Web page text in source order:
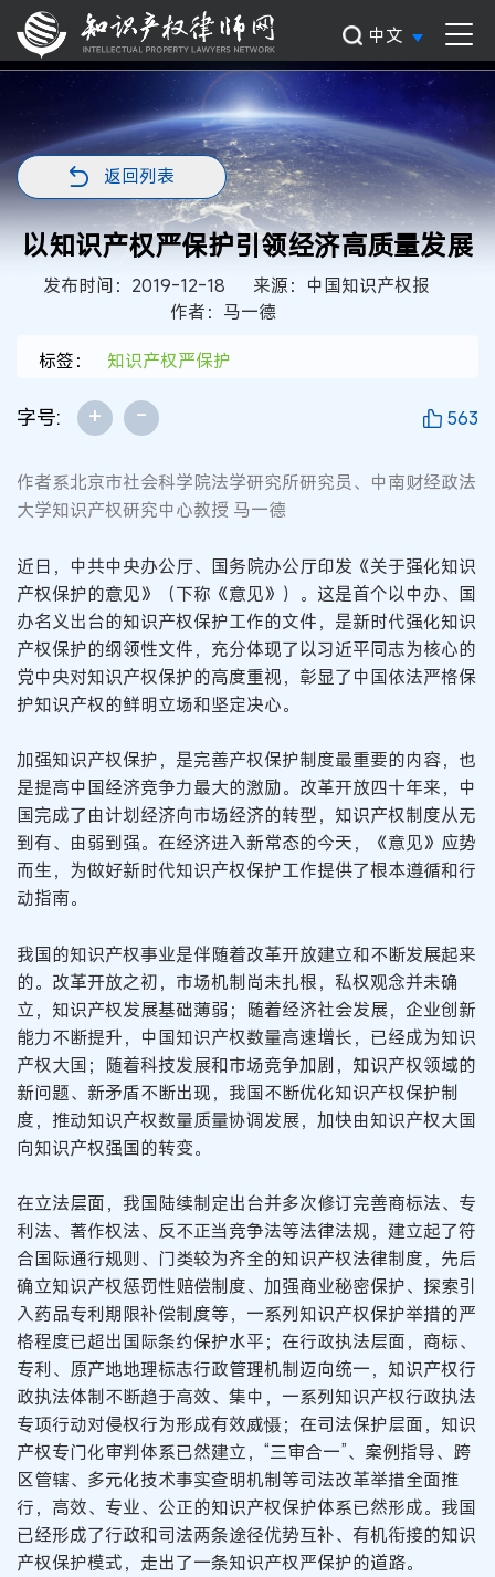
中文
返回列表
以知识产权严保护引领经济高质量发展
发布时间：2019-12-18
来源：中国知识产权报
作者：马一德
标签：
知识产权严保护
字号: + - 563
作者系北京市社会科学院法学研究所研究员、中南财经政法
大学知识产权研究中心教授 马一德
近日，中共中央办公厅、国务院办公厅印发《关于强化知识
产权保护的意见》（下称《意见》）。这是首个以中办、国
办名义出台的知识产权保护工作的文件，是新时代强化知识
产权保护的纲领性文件，充分体现了以习近平同志为核心的
党中央对知识产权保护的高度重视，彰显了中国依法严格保
护知识产权的鲜明立场和坚定决心。
加强知识产权保护，是完善产权保护制度最重要的内容，也
是提高中国经济竞争力最大的激励。改革开放四十年来，中
国完成了由计划经济向市场经济的转型，知识产权制度从无
到有、由弱到强。在经济进入新常态的今天，《意见》应势
而生，为做好新时代知识产权保护工作提供了根本遵循和行
动指南。
我国的知识产权事业是伴随着改革开放建立和不断发展起来
的。改革开放之初，市场机制尚未扎根，私权观念并未确
立，知识产权发展基础薄弱；随着经济社会发展，企业创新
能力不断提升，中国知识产权数量高速增长，已经成为知识
产权大国；随着科技发展和市场竞争加剧，知识产权领域的
新问题、新矛盾不断出现，我国不断优化知识产权保护制
度，推动知识产权数量质量协调发展，加快由知识产权大国
向知识产权强国的转变。
在立法层面，我国陆续制定出台并多次修订完善商标法、专
利法、著作权法、反不正当竞争法等法律法规，建立起了符
合国际通行规则、门类较为齐全的知识产权法律制度，先后
确立知识产权惩罚性赔偿制度、加强商业秘密保护、探索引
入药品专利期限补偿制度等，一系列知识产权保护举措的严
格程度已超出国际条约保护水平；在行政执法层面，商标、
专利、原产地地理标志行政管理机制迈向统一，知识产权行
政执法体制不断趋于高效、集中，一系列知识产权行政执法
专项行动对侵权行为形成有效威慑；在司法保护层面，知识
产权专门化审判体系已然建立，“三审合一”、案例指导、跨
区管辖、多元化技术事实查明机制等司法改革举措全面推
行，高效、专业、公正的知识产权保护体系已然形成。我国
已经形成了行政和司法两条途径优势互补、有机衔接的知识
产权保护模式，走出了一条知识产权严保护的道路。